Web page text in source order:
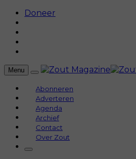
Doneer
Menu
Abonneren
Adverteren
Agenda
Archief
Contact
Over Zout